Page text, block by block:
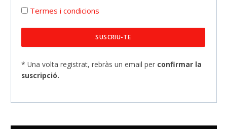
Termes i condicions
* Una volta registrat, rebràs un email per confirmar la
suscripció.